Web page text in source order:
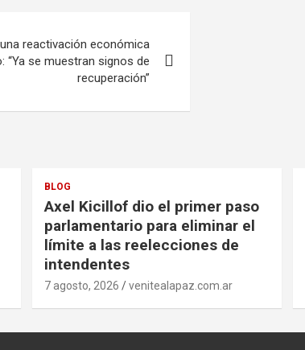
reactivación económica
“Ya se muestran signos de
recuperación”
BLOG
Axel Kicillof dio el primer paso
parlamentario para eliminar el
límite a las reelecciones de
intendentes
7 agosto, 2026 venitealapaz.com.ar